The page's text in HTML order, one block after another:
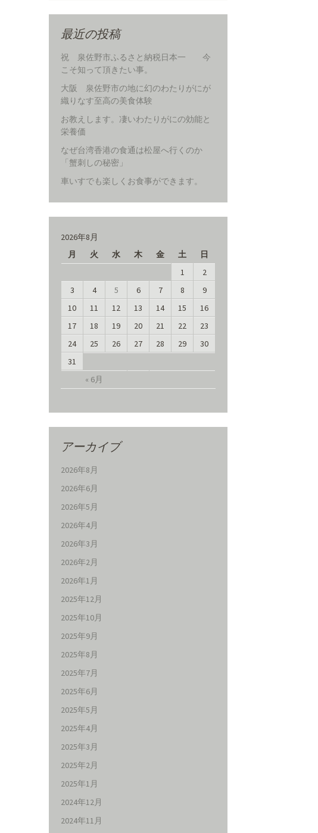
最近の投稿
祝 泉佐野市ふるさと納税日本一 今
こそ知って頂きたい事。
大阪 泉佐野市の地に幻のわたりがにが
織りなす至高の美食体験
お教えします。凄いわたりがにの効能と
栄養価
なぜ台湾香港の食通は松屋へ行くのか
「蟹刺しの秘密」
車いすでも楽しくお食事ができます。
2026年8月
月
火 水 木 金 土 日
« 6月
1
2
3
4 5 6 7 8
9
10
11 12 13 14 15
16
17
18 19 20 21 22
23
24
25 26 27 28 29
30
31
アーカイブ
2026年8月
2026年6月
2026年5月
2026年4月
2026年3月
2026年2月
2026年1月
2025年12月
2025年10月
2025年9月
2025年8月
2025年7月
2025年6月
2025年5月
2025年4月
2025年3月
2025年2月
2025年1月
2024年12月
2024年11月